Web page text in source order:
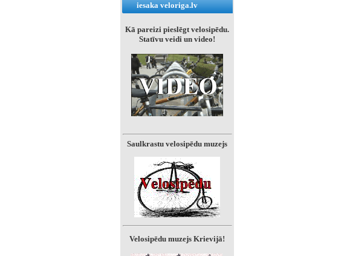
iesaka veloriga.lv
Kā pareizi pieslēgt velosipēdu.
Statīvu veidi un video!
Saulkrastu velosipēdu muzejs
Velosipēdu muzejs Krievijā!